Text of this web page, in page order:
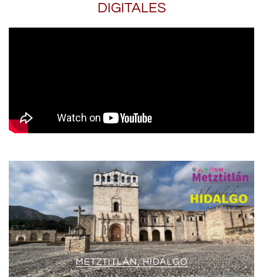
DIGITALES
METZTITLÁN, HIDALGO